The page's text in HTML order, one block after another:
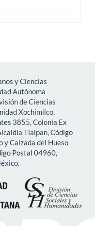
y Ciencias
Autónoma
de Ciencias
Xochimilco.
3855, Colonia Ex
Tlalpan, Código
y Calzada del Hueso
Postal 04960,